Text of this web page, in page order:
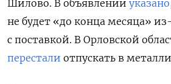
Шилово. В объявлении указано
не будет «до конца месяца»
с поставкой. В Орловской
перестали отпускать в